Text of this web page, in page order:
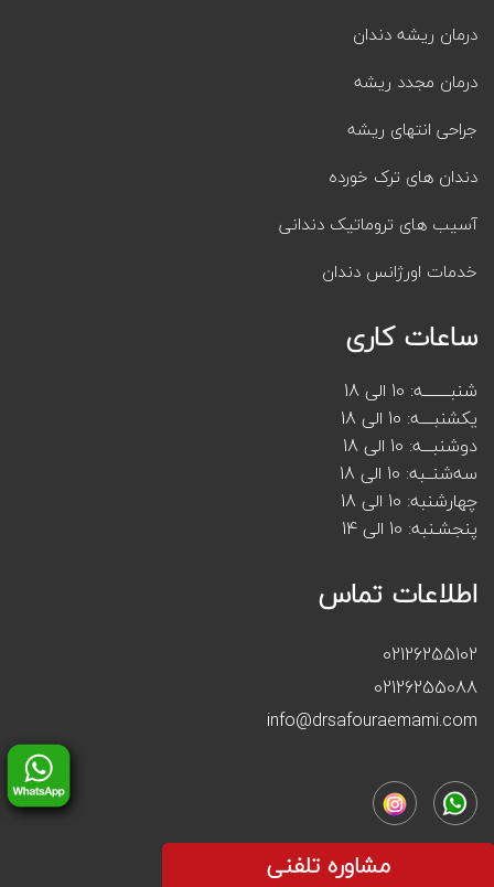
درمان ریشه دندان
درمان مجدد ریشه
جراحی انتهای ریشه
دندان های ترک خورده
آسیب های تروماتیک دندانی
خدمات اورژانس دندان
ساعات کاری
شنبــــــــه: 10 الی 18
یکشنبــــه: 10 الی 18
دوشنبـــه: 10 الی 18
سه‌شنــبه: 10 الی 18
چهارشنبه: 10 الی 18
پنجشـنبه: 10 الی 14
اطلاعات تماس
02126255102
02126255088
info@drsafouraemami.com
مشاوره تلفنی